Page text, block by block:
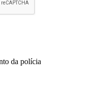
da polícia